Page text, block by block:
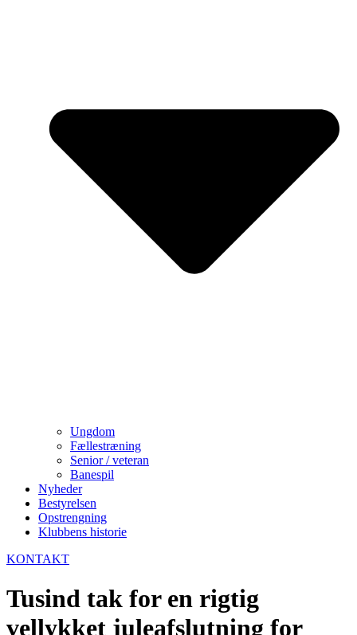
Ungdom
Fællestræning
Senior / veteran
Banespil
Nyheder
Bestyrelsen
Opstrengning
Klubbens historie
KONTAKT
Tusind tak for en rigtig
vellykket juleafslutning for